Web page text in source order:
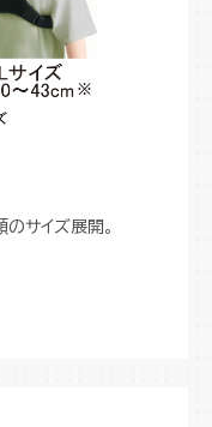
サイズ展開。